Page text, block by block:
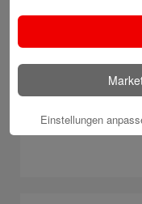
Einstellungen